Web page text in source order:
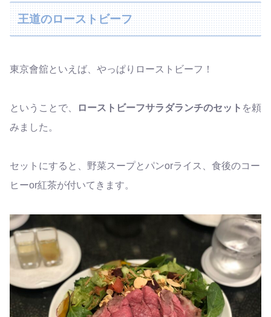
王道のローストビーフ
東京會舘といえば、やっぱりローストビーフ！
ということで、 ローストビーフサラダランチのセット を頼
みました。
セットにすると、野菜スープとパンorライス、食後のコー
ヒーor紅茶が付いてきます。